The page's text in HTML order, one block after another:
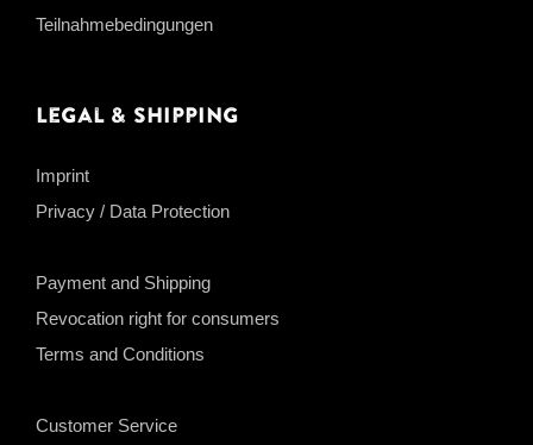
Teilnahmebedingungen
Legal & Shipping
Imprint
Privacy / Data Protection
Payment and Shipping
Revocation right for consumers
Terms and Conditions
Customer Service